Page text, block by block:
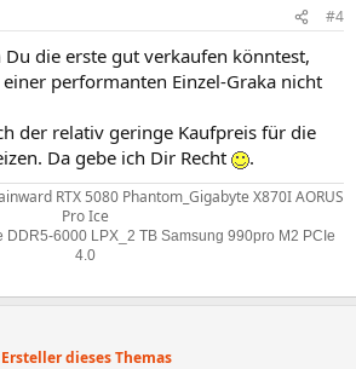
#4
die erste gut verkaufen könntest,
performanten Einzel-Graka nicht
der relativ geringe Kaufpreis für die
Da gebe ich Dir Recht
.
RTX 5080 Phantom_Gigabyte X870I AORUS
Pro Ice
DDR5-6000 LPX_2 TB Samsung 990pro M2 PCIe
4.0
Ersteller dieses Themas